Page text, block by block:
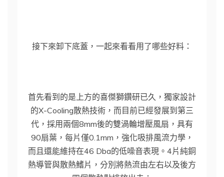
接下來卸下底蓋，一起來看看用了哪些好料：
首先看到的是上方的喜傑獅鑽研已久，獨家設計
的X-Cooling散熱技術，而目前已經發展到第三
代，採用兩個8mm後的雙渦輪增壓風扇，具有
90扇葉，每片僅0.1mm，強化吸排風流力學，
而且還能維持在46 Dba的低噪音表現。4片純銅
熱導管與散熱鰭片，分別將熱流由左右以及後方